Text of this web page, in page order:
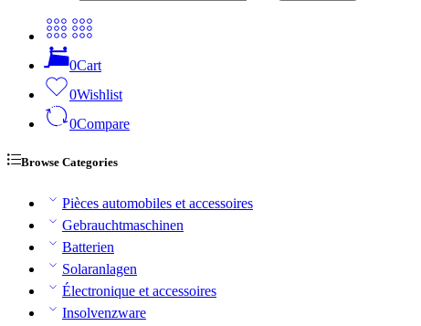
0Cart
0Wishlist
0Compare
Browse Categories
Pièces automobiles et accessoires
Gebrauchtmaschinen
Batterien
Solaranlagen
Électronique et accessoires
Insolvenzware